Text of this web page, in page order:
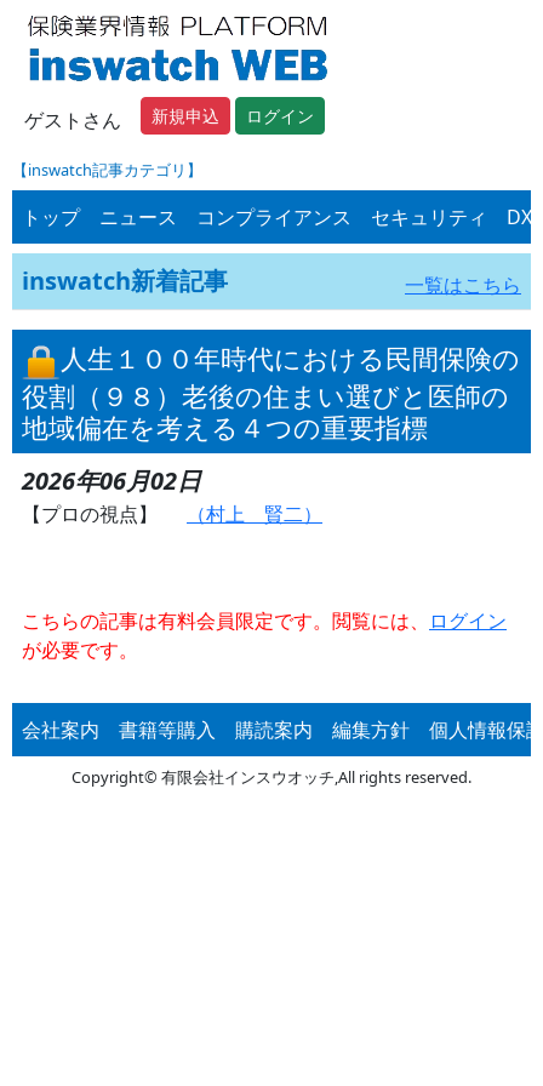
ゲストさん 新規申込 ログイン
【inswatch記事カテゴリ】
トップ ニュース コンプライアンス セキュリティ DX
inswatch新着記事 一覧はこちら
人生１００年時代における民間保険の
役割（９８）老後の住まい選びと医師の
地域偏在を考える４つの重要指標
2026年06月02日
【プロの視点】 （村上 賢二）
こちらの記事は有料会員限定です。閲覧には、
ログイン
が必要です。
会社案内 書籍等購入 購読案内 編集方針 個人情報保
Copyright© 有限会社インスウオッチ,All rights reserved.